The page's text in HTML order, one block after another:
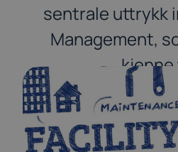
sentrale uttrykk
Management,